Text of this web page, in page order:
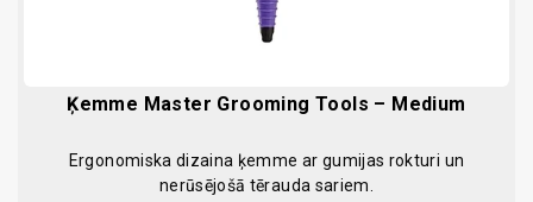
Ķemme Master Grooming Tools – Medium
Ergonomiska dizaina ķemme ar gumijas rokturi un
nerūsējošā tērauda sariem.